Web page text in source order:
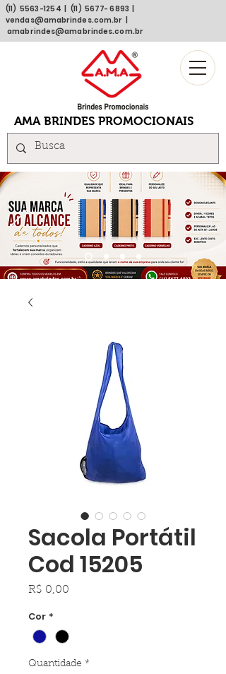
(11) 5563 -1254 | (11) 5677- 6893
vendas@amabrindes.com.br
amabrindes@amabrindes.com.br
AMA BRINDES PROMOCIONAIS
Sacola Portátil
Cod 15205
R$ 0,00
Cor *
Quantidade *